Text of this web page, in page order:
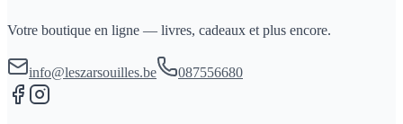
Votre boutique en ligne — livres, cadeaux et plus encore.
info@leszarsouilles.be 087556680